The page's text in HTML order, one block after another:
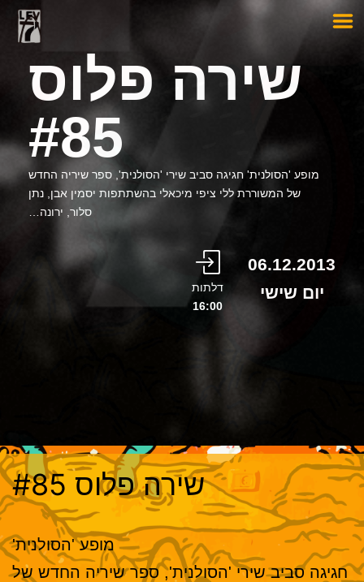
שירה פלוס
#85
מופע 'הסולנית' חגיגה סביב שירי 'הסולנית', ספר שיריה החדש
של המשוררת ללי ציפי מיכאלי בהשתתפות יסמין אבן, נתן
סלור, ירונה…
06.12.2013
יום שישי
דלתות
16:00
שירה פלוס #85
מופע 'הסולנית'
חגיגה סביב שירי 'הסולנית', ספר שיריה החדש של